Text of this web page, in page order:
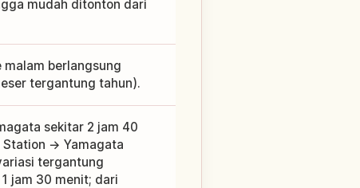
mudah ditonton dari
malam berlangsung
tergantung tahun).
sekitar 2 jam 40
Station → Yamagata
tergantung
jam 30 menit; dari